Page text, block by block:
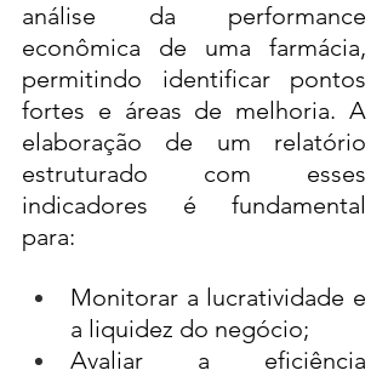
análise da performance
econômica de uma farmácia,
permitindo identificar pontos
fortes e áreas de melhoria. A
elaboração de um relatório
estruturado com esses
indicadores é fundamental
para:
Monitorar a lucratividade e
a liquidez do negócio;
Avaliar a eficiência